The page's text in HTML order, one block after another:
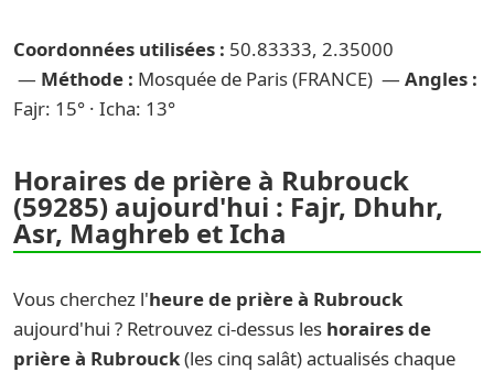
Coordonnées utilisées : 50.83333, 2.35000
— Méthode : Mosquée de Paris (FRANCE) — Angles :
Fajr: 15° · Icha: 13°
Horaires de prière à Rubrouck
(59285) aujourd'hui : Fajr, Dhuhr,
Asr, Maghreb et Icha
Vous cherchez l'heure de prière à Rubrouck
aujourd'hui ? Retrouvez ci-dessus les horaires de
prière à Rubrouck(les cinq salât) actualisés chaque